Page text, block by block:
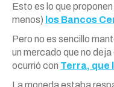
Esto es lo que
menos) los Bancos
Pero no es sencillo
un mercado que no
ocurrió con Terra, que
La moneda estaba